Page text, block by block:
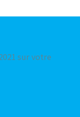
sur votre